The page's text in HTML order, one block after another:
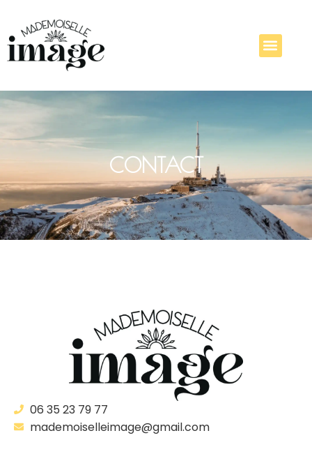
CONTACT
06 35 23 79 77
mademoiselleimage@gmail.com